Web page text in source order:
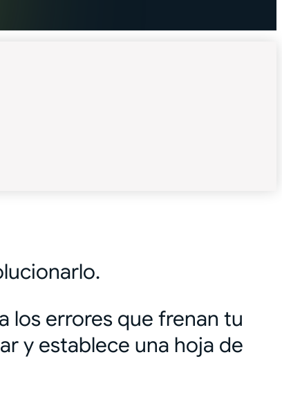
los errores que frenan tu
y establece una hoja de